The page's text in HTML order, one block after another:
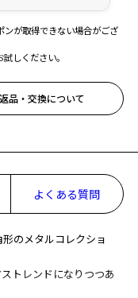
が取得できない場合がござ
しください。
返品・交換について
よくある質問
のメタルコレクショ
トレンドになりつつあ